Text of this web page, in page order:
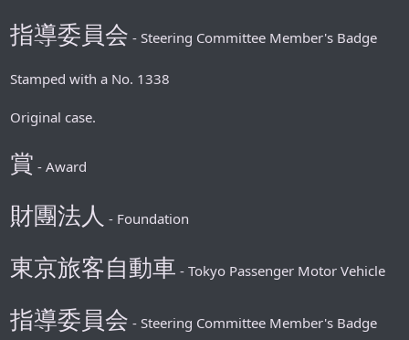
指導委員会 - Steering Committee Member's Badge
Stamped with a No. 1338
Original case.
賞 - Award
財團法人 - Foundation
東京旅客自動車 - Tokyo Passenger Motor Vehicle
指導委員会 - Steering Committee Member's Badge